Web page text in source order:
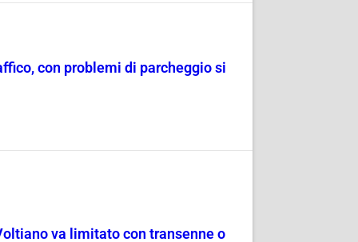
con problemi di parcheggio si
va limitato con transenne o